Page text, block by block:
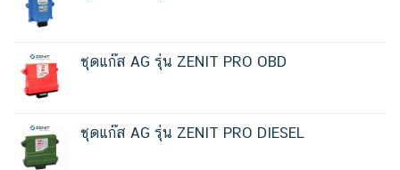
ชุดแก๊ส AG รุ่น ZENIT PRO OBD
ชุดแก๊ส AG รุ่น ZENIT PRO DIESEL